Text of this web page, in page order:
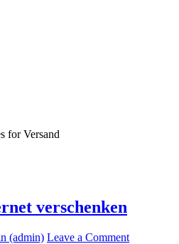
for Versand
verschenken
(admin) Leave a Comment